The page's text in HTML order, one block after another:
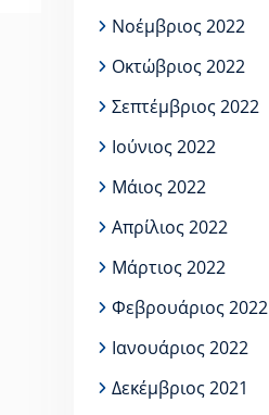
Νοέμβριος 2022
Οκτώβριος 2022
Σεπτέμβριος 2022
Ιούνιος 2022
Μάιος 2022
Απρίλιος 2022
Μάρτιος 2022
Φεβρουάριος 2022
Ιανουάριος 2022
Δεκέμβριος 2021